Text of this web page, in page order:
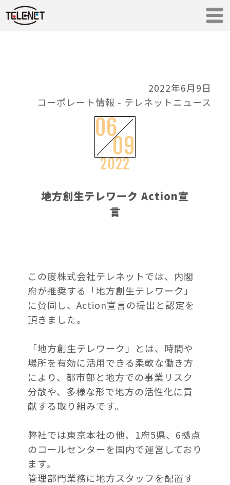
2022年6月9日
コーポレート情報 - テレネットニュース
06
09
2022
地方創生テレワーク Action宣
言
この度株式会社テレネットでは、内閣
府が推奨する「地方創生テレワーク」
に賛同し、Action宣言の提出と認定を
頂きました。
「地方創生テレワーク」とは、時間や
場所を有効に活用できる柔軟な働き方
により、都市部と地方での事業リスク
分散や、多様な形で地方の活性化に貢
献する取り組みです。
弊社では東京本社の他、1府5県、6拠点
のコールセンターを国内で運営しており
ます。
管理部門業務に地方スタッフを配置す